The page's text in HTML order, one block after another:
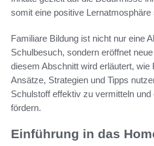
somit eine positive Lernatmosphäre
Familiare Bildung ist nicht nur eine
Schulbesuch, sondern eröffnet
diesem Abschnitt wird erläutert, wie
Ansätze, Strategien und Tipps
Schulstoff effektiv zu vermitteln
fördern.
Einführung in das